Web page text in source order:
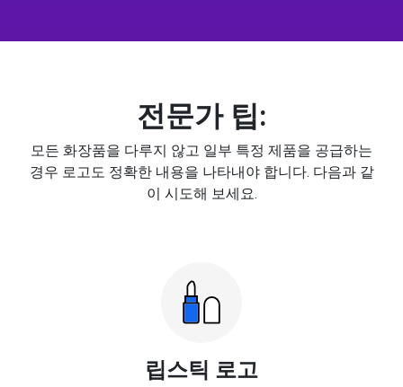
전문가 팁:
모든 화장품을 다루지 않고 일부 특정 제품을 공급하는
경우 로고도 정확한 내용을 나타내야 합니다. 다음과 같
이 시도해 보세요.
립스틱 로고